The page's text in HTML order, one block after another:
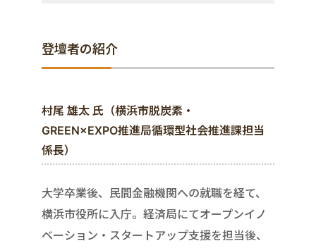
登壇者の紹介
村尾 雄太 氏（横浜市脱炭素・
GREEN×EXPO推進局循環型社会推進課担当
係長）
大学卒業後、民間金融機関への就職を経て、
横浜市役所に入庁。経済局にてオープンイノ
ベーション・スタートアップ支援を担当後、